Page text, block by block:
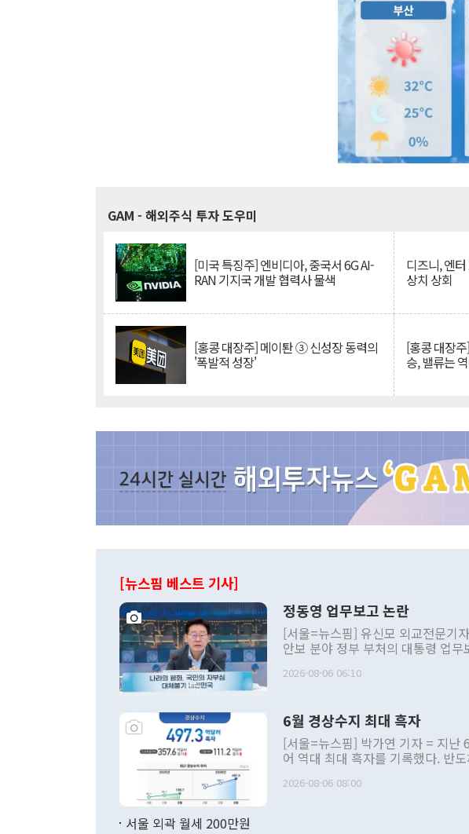
GAM - 해외주식 투자 도우미
[미국 특징주] 엔비디아, 중국서 6G AI-
RAN 기지국 개발 협력사 물색
디즈니, 엔
상치 상회
[홍콩 대장주] 메이퇀 ③ 신성장 동력의
'폭발적 성장'
[홍콩 대장
승, 밸류는
[뉴스핌 베스트 기사]
정동영 업무보고 논란
[서울=뉴스핌] 유신모 외교전문기
안보 분야 정부 부처의 대통령 업
발언 중에는 정부 내 조율을 거치지
주의적 희망에 근거한 비현실적 구
관의 대북 정책 관련 발언이 물의
관 부처 장관이 공개적으로 부정적
관의 무리한 대북 접근법과 월권을
다. [정동영 통일부 장관이 지난달 23일 오후 서울 종로구 정부서울청사에
2026-08-06 06:10
6월 경상수지 최대 흑자
[서울=뉴스핌] 박가연 기자 = 지난
어 역대 최대 흑자를 기록했다. 반
료=한국은행] 한국은행이 6일 발표한 '2026년 6월 국제수지(잠정)'에 따르
2026-08-06 08:00
서울 외곽 월세 200만원